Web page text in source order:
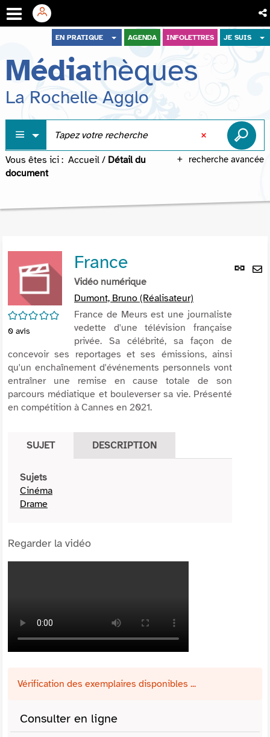
menu
contenu
recherche
EN PRATIQUE AGENDA INFOLETTRES JE SUIS
Médiathèques
La Rochelle Agglo
recherche avancée
Vous êtes ici : Accueil / Détail du
document
Lien
/5
0 avis
France
Vidéo numérique
Dumont, Bruno (Réalisateur)
France de Meurs est une journaliste
vedette d'une télévision française
privée. Sa célébrité, sa façon de
concevoir ses reportages et ses émissions, ainsi
qu'un enchaînement d'événements personnels vont
entraîner une remise en cause totale de son
parcours médiatique et bouleverser sa vie. Présenté
en compétition à Cannes en 2021.
SUJET DESCRIPTION
Sujets
Cinéma
Drame
Regarder la vidéo
Vérification des exemplaires disponibles ...
Consulter en ligne